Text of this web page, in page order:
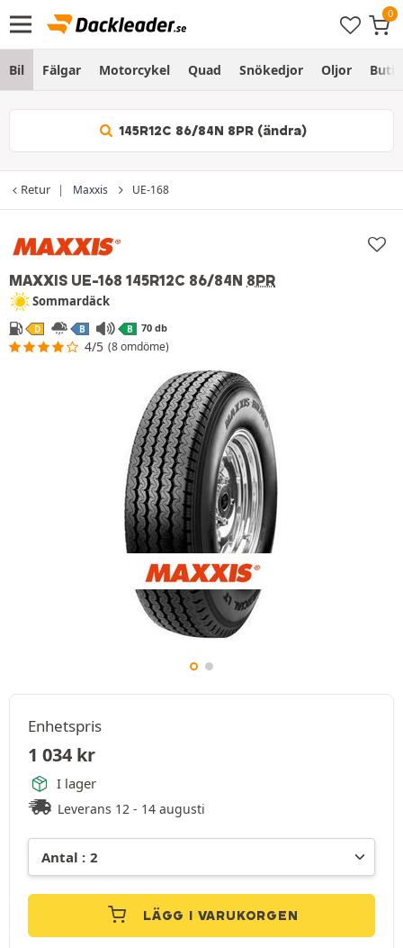
Bil Fälgar Motorcykel Quad Snökedjor Oljor Butik
145R12C 86/84N 8PR (ändra)
Retur Maxxis UE-168
MAXXIS UE-168 145R12C 86/84N 8PR
Sommardäck
D B B 70 db
4/5 (8 omdöme)
Enhetspris
1 034 kr
I lager
Leverans 12 - 14 augusti
LÄGG I VARUKORGEN